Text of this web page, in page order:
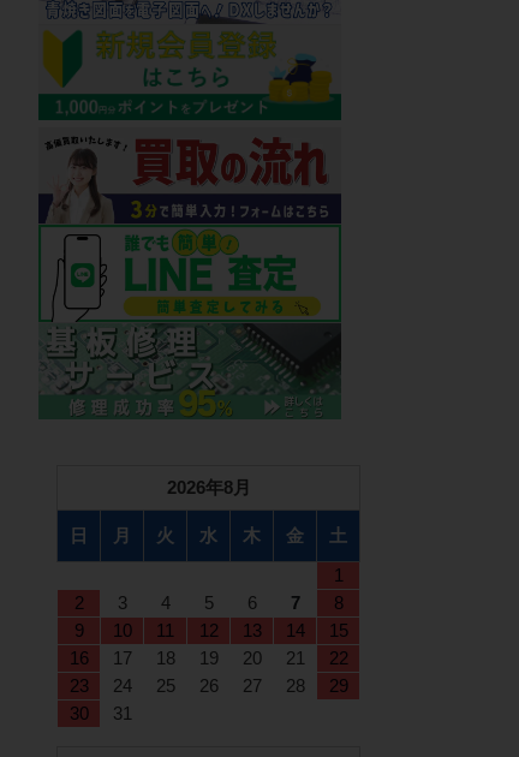
2026年8月
日 月 火 水 木 金
土
1
2
3 4 5 6 7
8
9
10 11 12 13 14
15
16
17 18 19 20 21
22
23
24 25 26 27 28
29
30
31